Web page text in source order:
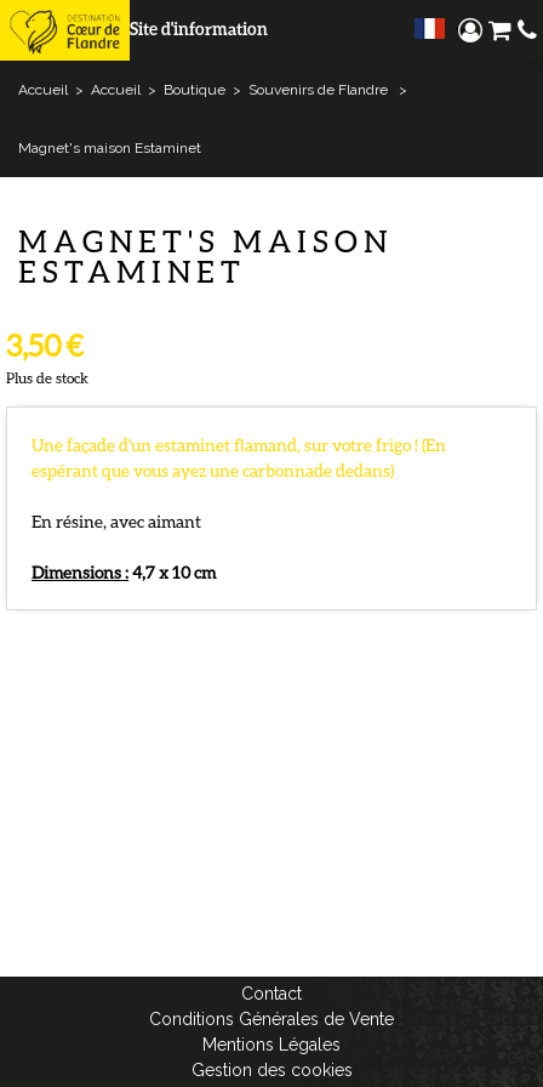
Site d'information
Accueil > Accueil > Boutique > Souvenirs de Flandre >
Magnet's maison Estaminet
MAGNET'S MAISON
ESTAMINET
3,50 €
Plus de stock
Une façade d'un estaminet flamand, sur votre frigo ! (En
espérant que vous ayez une carbonnade dedans)
En résine, avec aimant
Dimensions :4,7 x 10 cm
Contact
Conditions Générales de Vente
Mentions Légales
Gestion des cookies